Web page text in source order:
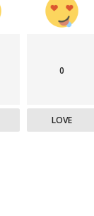
0
LOVE